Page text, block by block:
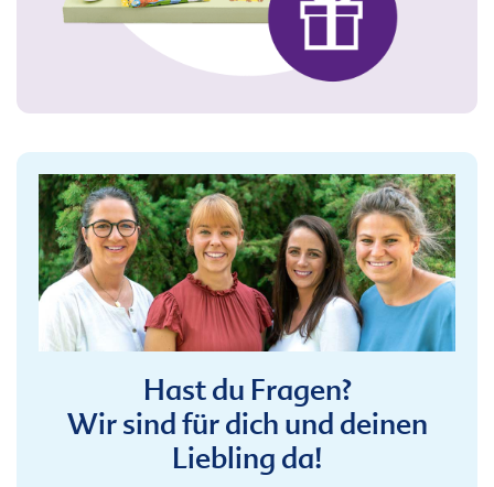
Hast du Fragen?
Wir sind für dich und deinen
Liebling da!